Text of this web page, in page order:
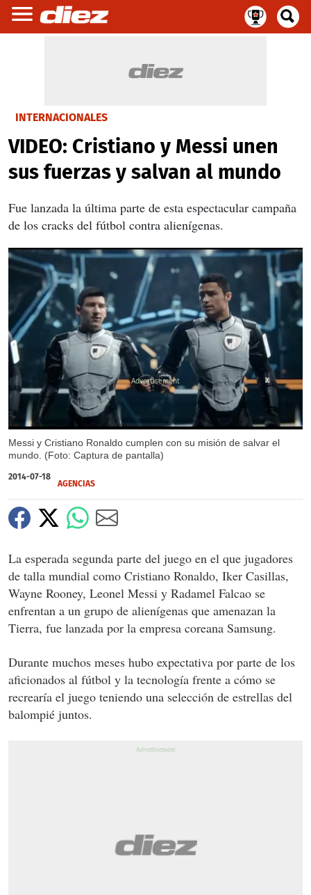
INTERNACIONALES
VIDEO: Cristiano y Messi unen
sus fuerzas y salvan al mundo
Fue lanzada la última parte de esta espectacular campaña
de los cracks del fútbol contra alienígenas.
Messi y Cristiano Ronaldo cumplen con su misión de salvar el
mundo. (Foto: Captura de pantalla)
X
2014-07-18
AGENCIAS
La esperada segunda parte del juego en el que jugadores
de talla mundial como Cristiano Ronaldo, Iker Casillas,
Wayne Rooney, Leonel Messi y Radamel Falcao se
enfrentan a un grupo de alienígenas que amenazan la
Tierra, fue lanzada por la empresa coreana Samsung.
Durante muchos meses hubo expectativa por parte de los
aficionados al fútbol y la tecnología frente a cómo se
recrearía el juego teniendo una selección de estrellas del
balompié juntos.